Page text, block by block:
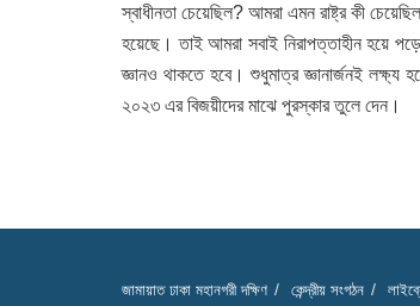
স্বাধীনতা চেয়েছিল? আমরা এমন রাষ্ট্র কী
হয়েছে। তাই আমরা সবাই নিরাপত্তাহীন হয়ে
জ্ঞানও থাকতে হবে। শুধুমাত্র জ্ঞানার্জনই
২০২৩ এর বিজয়ীদের মাঝে পুরস্কার তুলে দেন।
জামায়াত ঢাকা মহানগরী দক্ষিণ কেন্দ্রীয় সংগঠন